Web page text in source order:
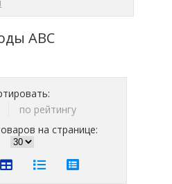
ABC
по рейтингу
на странице: